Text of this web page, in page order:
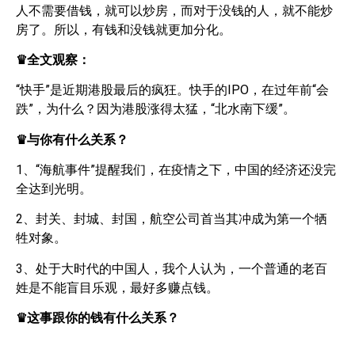
人不需要借钱，就可以炒房，而对于没钱的人，就不能炒
房了。所以，有钱和没钱就更加分化。
♛全文观察：
“快手”是近期港股最后的疯狂。快手的IPO，在过年前“会
跌”，为什么？因为港股涨得太猛，“北水南下缓”。
♛与你有什么关系？
1、“海航事件”提醒我们，在疫情之下，中国的经济还没完
全达到光明。
2、封关、封城、封国，航空公司首当其冲成为第一个牺
牲对象。
3、处于大时代的中国人，我个人认为，一个普通的老百
姓是不能盲目乐观，最好多赚点钱。
♛这事跟你的钱有什么关系？